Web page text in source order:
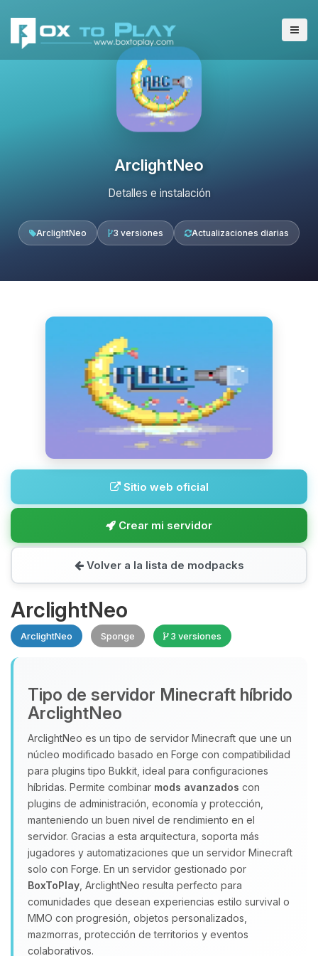
ArclightNeo
Detalles e instalación
ArclightNeo 3 versiones Actualizaciones diarias
Sitio web oficial
Crear mi servidor
Volver a la lista de modpacks
ArclightNeo
ArclightNeo Sponge 3 versiones
Tipo de servidor Minecraft híbrido
ArclightNeo
ArclightNeo es un tipo de servidor Minecraft que une un
núcleo modificado basado en Forge con compatibilidad
para plugins tipo Bukkit, ideal para configuraciones
híbridas. Permite combinar mods avanzados con
plugins de administración, economía y protección,
manteniendo un buen nivel de rendimiento en el
servidor. Gracias a esta arquitectura, soporta más
jugadores y automatizaciones que un servidor Minecraft
solo con Forge. En un servidor gestionado por
BoxToPlay , ArclightNeo resulta perfecto para
comunidades que desean experiencias estilo survival o
MMO con progresión, objetos personalizados,
mazmorras, protección de territorios y eventos
colaborativos.
Yupi, por fin alguien con quien
hablar! Soy Choupy, tu pequeno
asistente de BoxToPlay. Cuentame
que necesitas y moveré mis
pequenos circuitos para ayudarte.
08/08/2026 06:42